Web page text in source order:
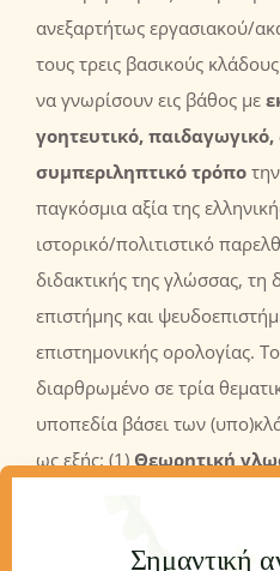
ανεξαρτήτως εργασιακού/
τους τρεις βασικούς
να γνωρίσουν εις βάθος με
γοητευτικό,
συμπεριληπτικό τρόπο
παγκόσμια αξία της
ιστορικό/πολιτιστικό
διδακτικής της γλώσσας, τη
επιστήμης και
επιστημονικής ορολογίας.
διαρθρωμένο σε τρία
υποπεδία βάσει των
ως εξής: (1) Θεωρητική
Σημαντική